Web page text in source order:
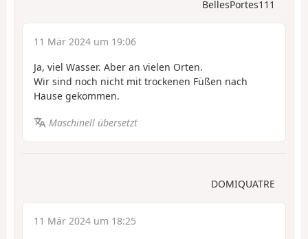
BellesPortes111
11 Mär 2024 um 19:06
Ja, viel Wasser. Aber an vielen Orten.
Wir sind noch nicht mit trockenen Füßen nach
Hause gekommen.
Maschinell übersetzt
DOMIQUATRE
11 Mär 2024 um 18:25